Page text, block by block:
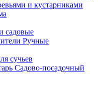
и кустарниками
садовые
Ручные
сучьев
Садово-посадочный